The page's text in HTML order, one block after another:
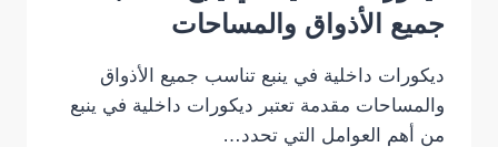
جميع الأذواق والمساحات
ديكورات داخلية في ينبع تناسب جميع الأذواق
والمساحات مقدمة تعتبر ديكورات داخلية في ينبع
من أهم العوامل التي تحدد…